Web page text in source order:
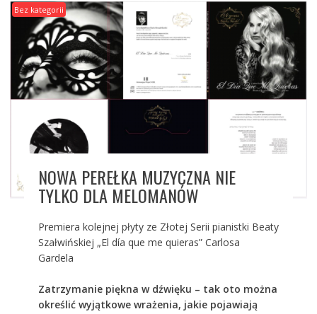
Bez kategorii
NOWA PEREŁKA MUZYCZNA NIE
TYLKO DLA MELOMANÓW
Premiera kolejnej płyty ze Złotej Serii pianistki Beaty
Szałwińskiej „El día que me quieras” Carlosa
Gardela
Zatrzymanie piękna w dźwięku – tak oto można
określić wyjątkowe wrażenia, jakie pojawiają